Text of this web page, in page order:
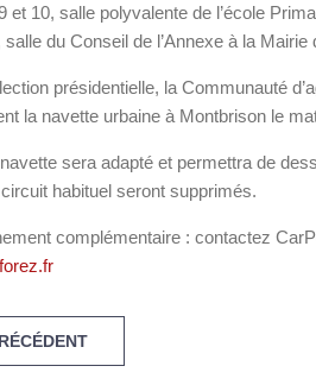
et 10, salle polyvalente de l’école
du Conseil de l’Annexe à la Mairie
présidentielle, la Communauté
la navette urbaine à Montbrison le
sera adapté et permettra de
habituel seront supprimés.
complémentaire : contactez